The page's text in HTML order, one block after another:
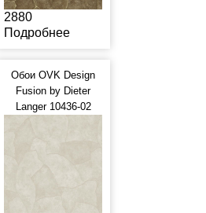
2880
Подробнее
Обои OVK Design
Fusion by Dieter
Langer 10436-02